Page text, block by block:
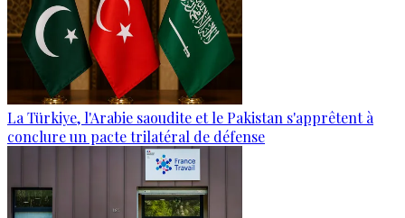
La Türkiye, l'Arabie saoudite et le Pakistan s'apprêtent à
conclure un pacte trilatéral de défense